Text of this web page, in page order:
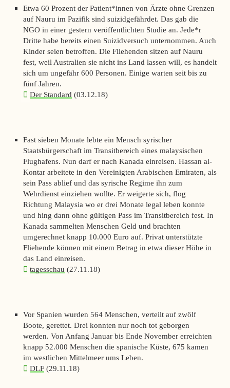
Etwa 60 Prozent der Patient*innen von Ärzte ohne Grenzen
auf Nauru im Pazifik sind suizidgefährdet. Das gab die
NGO in einer gestern veröffentlichten Studie an. Jede*r
Dritte habe bereits einen Suizidversuch unternommen. Auch
Kinder seien betroffen. Die Fliehenden sitzen auf Nauru
fest, weil Australien sie nicht ins Land lassen will, es handelt
sich um ungefähr 600 Personen. Einige warten seit bis zu
fünf Jahren.
Der Standard (03.12.18)
Fast sieben Monate lebte ein Mensch syrischer
Staatsbürgerschaft im Transitbereich eines malaysischen
Flughafens. Nun darf er nach Kanada einreisen. Hassan al-
Kontar arbeitete in den Vereinigten Arabischen Emiraten, als
sein Pass ablief und das syrische Regime ihn zum
Wehrdienst einziehen wollte. Er weigerte sich, flog
Richtung Malaysia wo er drei Monate legal leben konnte
und hing dann ohne gültigen Pass im Transitbereich fest. In
Kanada sammelten Menschen Geld und brachten
umgerechnet knapp 10.000 Euro auf. Privat unterstützte
Fliehende können mit einem Betrag in etwa dieser Höhe in
das Land einreisen.
tagesschau (27.11.18)
Vor Spanien wurden 564 Menschen, verteilt auf zwölf
Boote, gerettet. Drei konnten nur noch tot geborgen
werden. Von Anfang Januar bis Ende November erreichten
knapp 52.000 Menschen die spanische Küste, 675 kamen
im westlichen Mittelmeer ums Leben.
DLF (29.11.18)